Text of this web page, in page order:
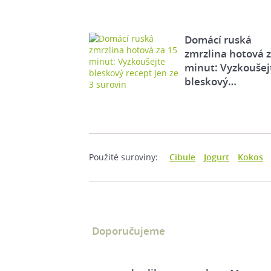
Domácí ruská
zmrzlina hotová
minut:
bleskový…
Použité suroviny: Cibule Jogurt Kokos
Doporučujeme